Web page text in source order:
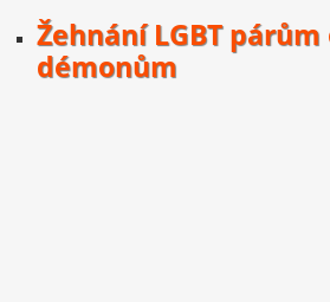
Žehnání LGBT
démonům